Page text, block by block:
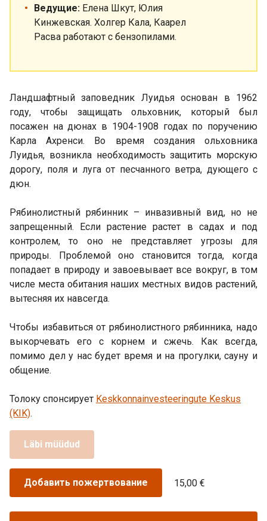
Ведущие: Елена Шкут, Юлия
Кинжевская. Холгер Кала, Каарел
Расва работают с бензопилами.
Ландшафтный заповедник Луидья основан в 1962
году, чтобы защищать ольховник, который был
посажен на дюнах в 1904-1908 годах по поручению
Карла Ахренси. Во время создания ольховника
Луидья, возникла необходимость защитить морскую
дорогу, поля и луга от песчанного ветра, дующего с
дюн.
Рябинолистный рябинник – инвазивный вид, но не
запрещенный. Если растение растет в садах и под
контролем, то оно не представляет угрозы для
природы. Проблемой оно становится тогда, когда
попадает в природу и завоевывает все вокруг, в том
числе места обитания наших местных видов растений,
вытесняя их навсегда.
Чтобы избавиться от рябинолистного рябинника, надо
выкорчевать его с корнем и сжечь. Как всегда,
помимо дел у нас будет время и на прогулки, сауну и
общение.
Толоку спонсирует Keskkonnainvesteeringute Keskus
(KIK).
Läbi müüdud
Добавить пожертвование 15,00 €